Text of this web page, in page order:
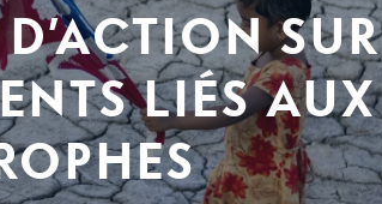
SUR
LIÉS AUX